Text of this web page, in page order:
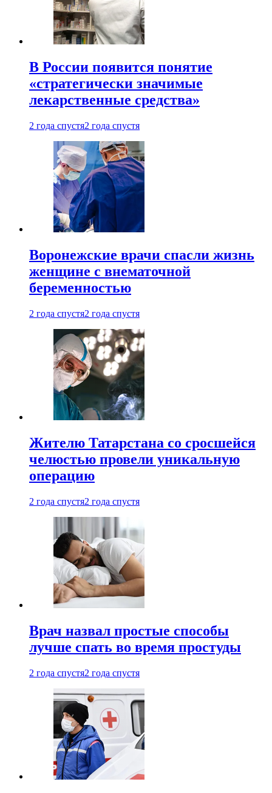
В России появится понятие
«стратегически значимые
лекарственные средства»
2 года спустя2 года спустя
Воронежские врачи спасли жизнь
женщине с внематочной
беременностью
2 года спустя2 года спустя
Жителю Татарстана со сросшейся
челюстью провели уникальную
операцию
2 года спустя2 года спустя
Врач назвал простые способы
лучше спать во время простуды
2 года спустя2 года спустя